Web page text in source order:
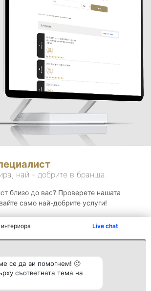
Live chat
се да ви помогнем! 🙂
съответната тема на
най - добрите в бранша.
близо до вас? Проверете нашата
само най-добрите услуги!